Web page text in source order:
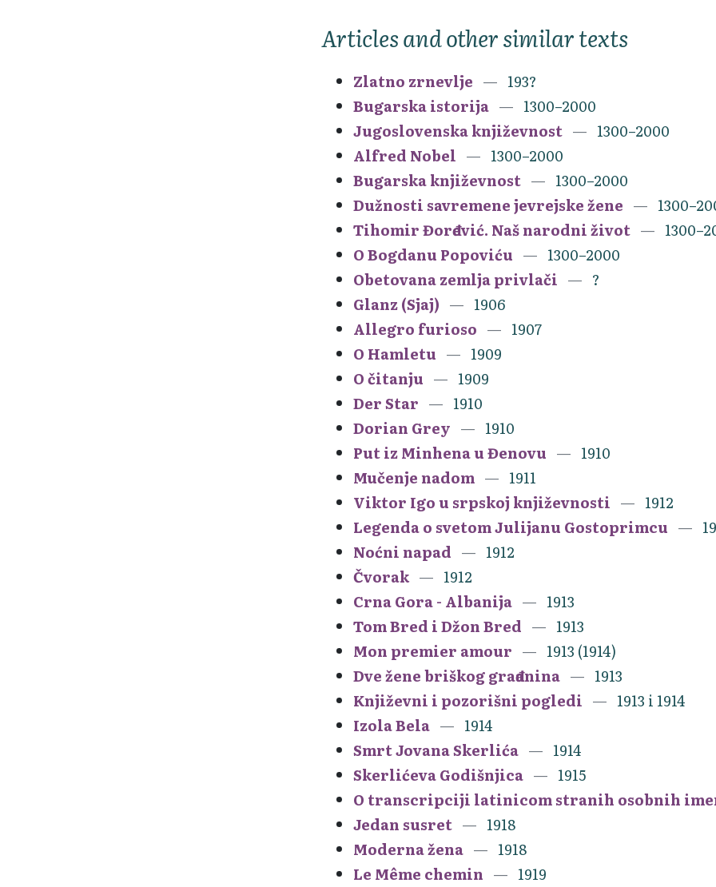
Articles and other similar texts
Zlatno zrnevlje
193?
Bugarska istorija
1300–2000
Jugoslovenska književnost
1300–2000
Alfred Nobel
1300–2000
Bugarska književnost
1300–2000
Dužnosti savremene jevrejske žene
Tihomir Đorđević. Naš narodni život
O Bogdanu Popoviću
1300–2000
Obetovana zemlja privlači
?
Glanz (Sjaj)
1906
Allegro furioso
1907
O Hamletu
1909
O čitanju
1909
Der Star
1910
Dorian Grey
1910
Put iz Minhena u Đenovu
1910
Mučenje nadom
1911
Viktor Igo u srpskoj književnosti
1912
Legenda o svetom Julijanu Gostoprimcu
Noćni napad
1912
Čvorak
1912
Crna Gora - Albanija
1913
Tom Bred i Džon Bred
1913
Mon premier amour
1913 (1914)
Dve žene briškog građanina
1913
Književni i pozorišni pogledi
1913 i 1914
Izola Bela
1914
Smrt Jovana Skerlića
1914
Skerlićeva Godišnjica
1915
O transcripciji latinicom stranih osobnih
Jedan susret
1918
Moderna žena
1918
Le Même chemin
1919